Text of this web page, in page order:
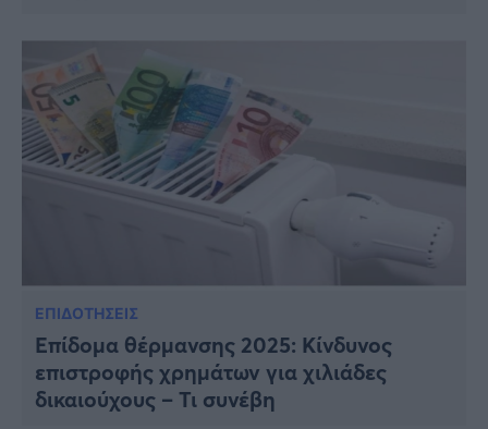
ΕΠΙΔΟΤΗΣΕΙΣ
Επίδομα θέρμανσης 2025: Κίνδυνος
επιστροφής χρημάτων για χιλιάδες
δικαιούχους – Τι συνέβη